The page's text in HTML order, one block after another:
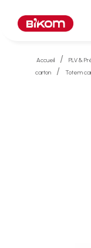
Accueil PLV &
carton
Totem